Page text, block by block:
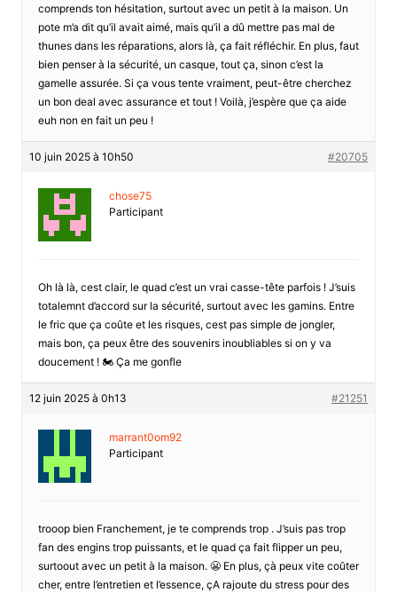
comprends ton hésitation, surtout avec un petit à la maison. Un
pote m’a dit qu’il avait aimé, mais qu’il a dû mettre pas mal de
thunes dans les réparations, alors là, ça fait réfléchir. En plus, faut
bien penser à la sécurité, un casque, tout ça, sinon c’est la
gamelle assurée. Si ça vous tente vraiment, peut-être cherchez
un bon deal avec assurance et tout ! Voilà, j’espère que ça aide
euh non en fait un peu !
10 juin 2025 à 10h50 #20705
chose75
Participant
Oh là là, cest clair, le quad c’est un vrai casse-tête parfois ! J’suis
totalemnt d’accord sur la sécurité, surtout avec les gamins. Entre
le fric que ça coûte et les risques, cest pas simple de jongler,
mais bon, ça peux être des souvenirs inoubliables si on y va
doucement ! 🏍️ Ça me gonfle
12 juin 2025 à 0h13 #21251
marrant0om92
Participant
trooop bien Franchement, je te comprends trop . J’suis pas trop
fan des engins trop puissants, et le quad ça fait flipper un peu,
surtoout avec un petit à la maison. 😬 En plus, çà peux vite coûter
cher, entre l’entretien et l’essence, çA rajoute du stress pour des